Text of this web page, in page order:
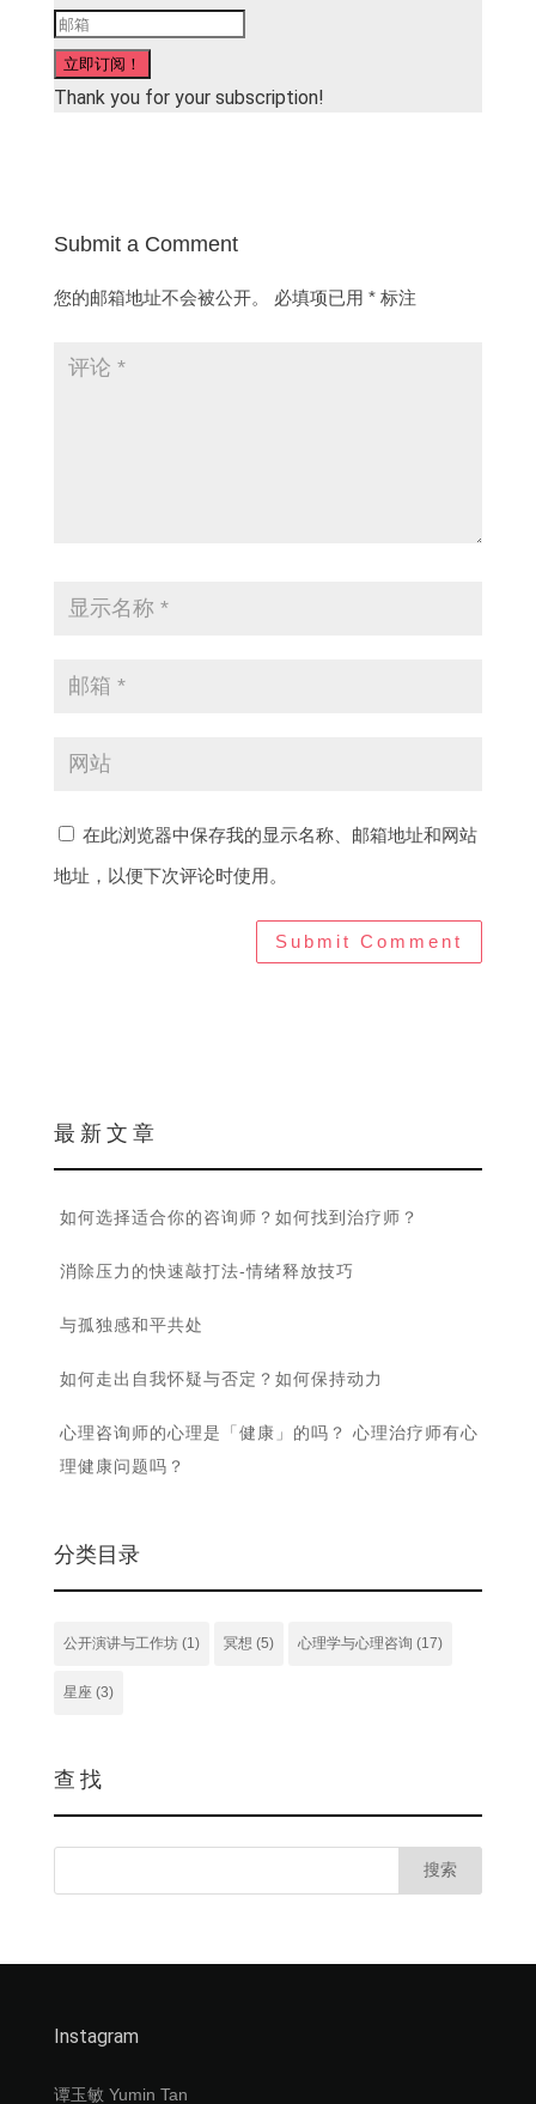
立即订阅！
Thank you for your subscription!
Submit a Comment
您的邮箱地址不会被公开。 必填项已用 *标注
在此浏览器中保存我的显示名称、邮箱地址和网站
地址，以便下次评论时使用。
最 新 文 章
如何选择适合你的咨询师？如何找到治疗师？
消除压力的快速敲打法-情绪释放技巧
与孤独感和平共处
如何走出自我怀疑与否定？如何保持动力
心理咨询师的心理是「健康」的吗？ 心理治疗师有心
理健康问题吗？
分类目录
公开演讲与工作坊(1) 冥想 (5) 心理学与心理咨询 (17)
星座(3)
查 找
Instagram
谭玉敏 Yumin Tan